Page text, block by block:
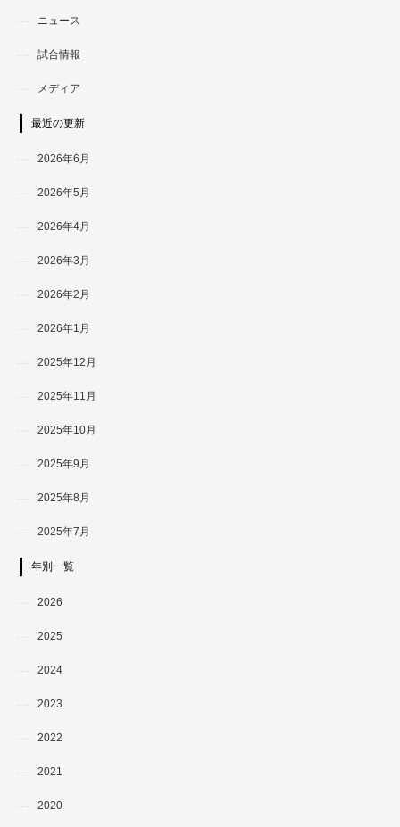
ニュース
試合情報
メディア
最近の更新
2026年6月
2026年5月
2026年4月
2026年3月
2026年2月
2026年1月
2025年12月
2025年11月
2025年10月
2025年9月
2025年8月
2025年7月
年別一覧
2026
2025
2024
2023
2022
2021
2020